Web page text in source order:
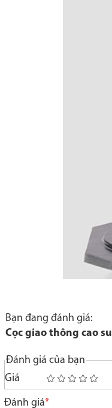
Bạn đang đánh giá:
Cọc giao thông cao su
Đánh giá của bạn
Giá
1
star
2
stars
3
stars
4
stars
5
stars
Đánh giá